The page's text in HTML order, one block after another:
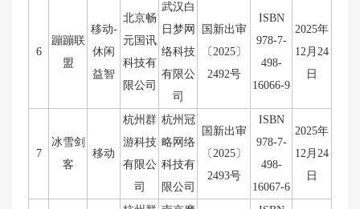
6
蹦蹦联
盟
移动-
休闲
益智
北京畅
元国讯
科技有
限公司
武汉白
日梦网
络科技
有限公
司
国新出审
〔2025〕
2492号
ISBN
978-7-
498-
16066-9
2025年
12月24
日
7
冰雪剑
客
移动
杭州群
游科技
有限公
司
杭州冠
略网络
科技有
限公司
国新出审
〔2025〕
2493号
ISBN
978-7-
498-
16067-6
2025年
12月24
日